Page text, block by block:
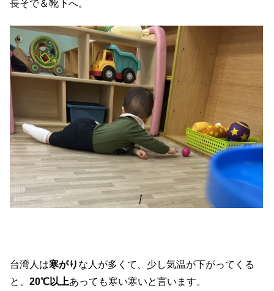
長そで＆靴下へ。
台湾人は寒がり な人が多くて、少し気温が下がってくる
と、 20℃以上あっても寒い寒いと言います。